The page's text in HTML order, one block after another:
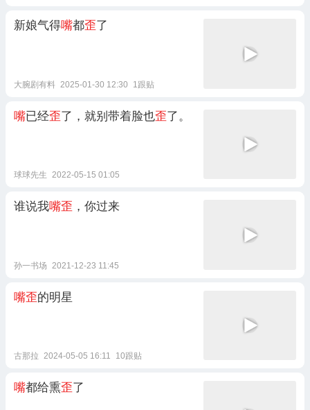
新娘气得嘴都歪了
大腕剧有料 2025-01-30 12:30 1跟贴
嘴已经歪了，就别带着脸也歪了。
球球先生 2022-05-15 01:05
谁说我嘴歪 ，你过来
孙一书场 2021-12-23 11:45
嘴歪的明星
古那拉 2024-05-05 16:11 10跟贴
嘴都给熏歪了